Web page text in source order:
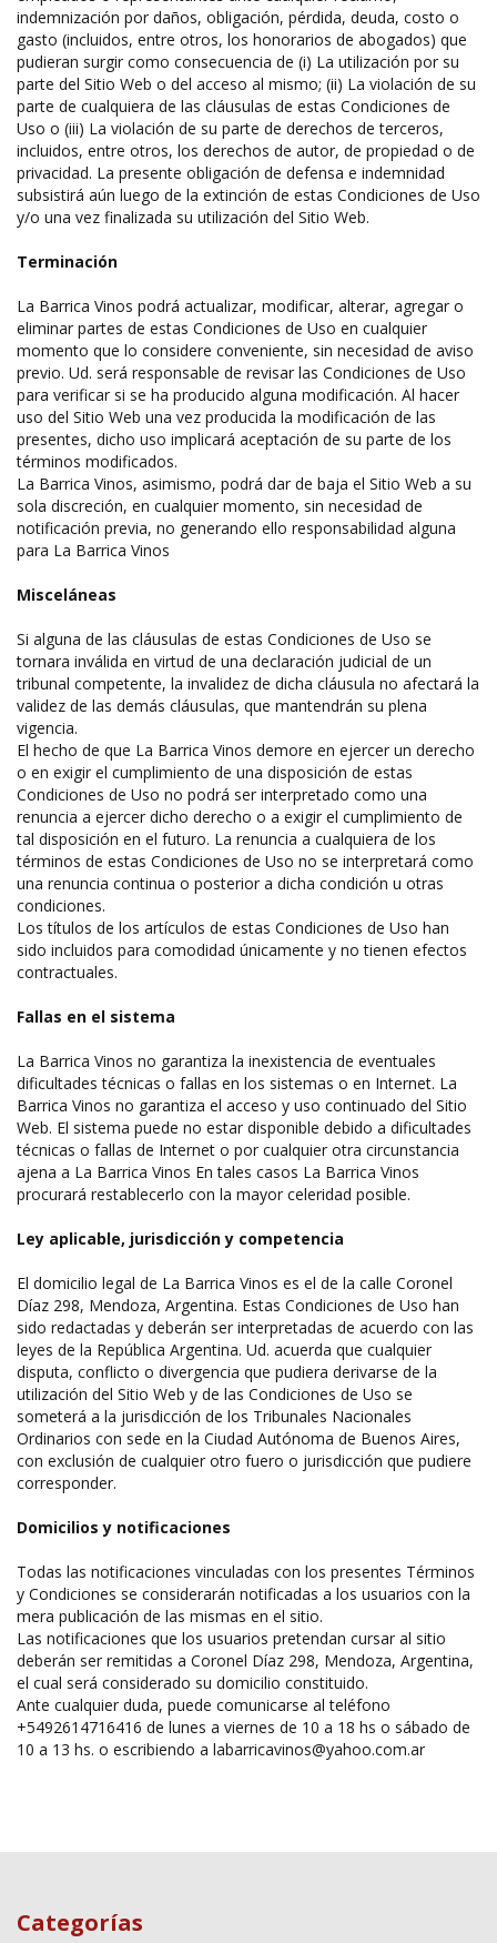
indemnización por daños, obligación, pérdida, deuda, costo o
gasto (incluidos, entre otros, los honorarios de abogados) que
pudieran surgir como consecuencia de (i) La utilización por su
parte del Sitio Web o del acceso al mismo; (ii) La violación de su
parte de cualquiera de las cláusulas de estas Condiciones de
Uso o (iii) La violación de su parte de derechos de terceros,
incluidos, entre otros, los derechos de autor, de propiedad o de
privacidad. La presente obligación de defensa e indemnidad
subsistirá aún luego de la extinción de estas Condiciones de Uso
y/o una vez finalizada su utilización del Sitio Web.
Terminación
La Barrica Vinos podrá actualizar, modificar, alterar, agregar o
eliminar partes de estas Condiciones de Uso en cualquier
momento que lo considere conveniente, sin necesidad de aviso
previo. Ud. será responsable de revisar las Condiciones de Uso
para verificar si se ha producido alguna modificación. Al hacer
uso del Sitio Web una vez producida la modificación de las
presentes, dicho uso implicará aceptación de su parte de los
términos modificados.
La Barrica Vinos, asimismo, podrá dar de baja el Sitio Web a su
sola discreción, en cualquier momento, sin necesidad de
notificación previa, no generando ello responsabilidad alguna
para La Barrica Vinos
Misceláneas
Si alguna de las cláusulas de estas Condiciones de Uso se
tornara inválida en virtud de una declaración judicial de un
tribunal competente, la invalidez de dicha cláusula no afectará la
validez de las demás cláusulas, que mantendrán su plena
vigencia.
El hecho de que La Barrica Vinos demore en ejercer un derecho
o en exigir el cumplimiento de una disposición de estas
Condiciones de Uso no podrá ser interpretado como una
renuncia a ejercer dicho derecho o a exigir el cumplimiento de
tal disposición en el futuro. La renuncia a cualquiera de los
términos de estas Condiciones de Uso no se interpretará como
una renuncia continua o posterior a dicha condición u otras
condiciones.
Los títulos de los artículos de estas Condiciones de Uso han
sido incluidos para comodidad únicamente y no tienen efectos
contractuales.
Fallas en el sistema
La Barrica Vinos no garantiza la inexistencia de eventuales
dificultades técnicas o fallas en los sistemas o en Internet. La
Barrica Vinos no garantiza el acceso y uso continuado del Sitio
Web. El sistema puede no estar disponible debido a dificultades
técnicas o fallas de Internet o por cualquier otra circunstancia
ajena a La Barrica Vinos En tales casos La Barrica Vinos
procurará restablecerlo con la mayor celeridad posible.
Ley aplicable, jurisdicción y competencia
El domicilio legal de La Barrica Vinos es el de la calle Coronel
Díaz 298, Mendoza, Argentina. Estas Condiciones de Uso han
sido redactadas y deberán ser interpretadas de acuerdo con las
leyes de la República Argentina. Ud. acuerda que cualquier
disputa, conflicto o divergencia que pudiera derivarse de la
utilización del Sitio Web y de las Condiciones de Uso se
someterá a la jurisdicción de los Tribunales Nacionales
Ordinarios con sede en la Ciudad Autónoma de Buenos Aires,
con exclusión de cualquier otro fuero o jurisdicción que pudiere
corresponder.
Domicilios y notificaciones
Todas las notificaciones vinculadas con los presentes Términos
y Condiciones se considerarán notificadas a los usuarios con la
mera publicación de las mismas en el sitio.
Las notificaciones que los usuarios pretendan cursar al sitio
deberán ser remitidas a Coronel Díaz 298, Mendoza, Argentina,
el cual será considerado su domicilio constituido.
Ante cualquier duda, puede comunicarse al teléfono
+5492614716416 de lunes a viernes de 10 a 18 hs o sábado de
10 a 13 hs. o escribiendo a ​ labarricavinos@yahoo.com.ar
Categorías